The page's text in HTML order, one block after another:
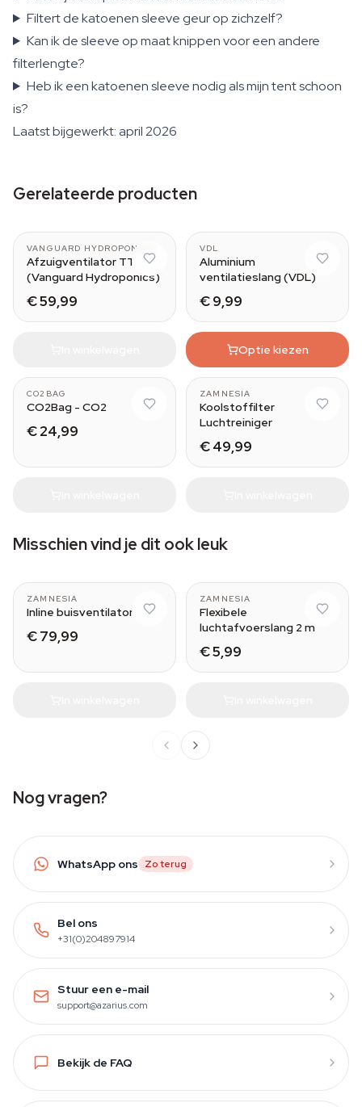
Filtert de katoenen sleeve geur op zichzelf?
Kan ik de sleeve op maat knippen voor een andere
filterlengte?
Heb ik een katoenen sleeve nodig als mijn tent schoon
is?
Laatst bijgewerkt: april 2026
Gerelateerde producten
VANGUARD HYDROPONICS
Afzuigventilator TT
(Vanguard Hydroponics)
€ 59,99
VDL
Aluminium
ventilatieslang (VDL)
€ 9,99
Optie kiezen
CO2BAG
CO2Bag - CO2
€ 24,99
150mm / 520m3/h
ZAMNESIA
Koolstoffilter
Luchtreiniger
€ 49,99
Misschien vind je dit ook leuk
ZAMNESIA
Inline buisventilator
€ 79,99
ZAMNESIA
Flexibele
luchtafvoerslang 2 m
€ 5,99
Nog vragen?
WhatsApp ons Zo terug
Bel ons
+31(0)204897914
Stuur een e-mail
support@azarius.com
Bekijk de FAQ